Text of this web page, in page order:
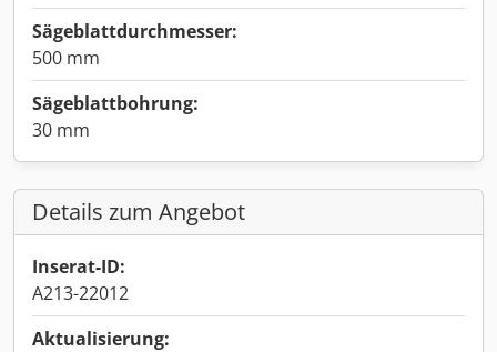
Sägeblattdurchmesser:
500 mm
Sägeblattbohrung:
30 mm
Details zum Angebot
Inserat-ID:
A213-22012
Aktualisierung: